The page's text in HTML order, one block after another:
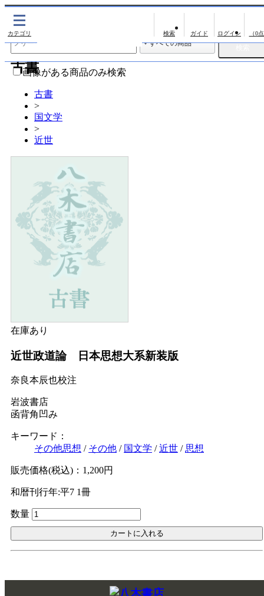
（0
出版物
影印資料
単行本◆文学
単行本◆演劇
単行本◆歴史
単行本◆書誌
単行本◆日本語史
単行本◆美術
美本なし
古書
画像がある商品のみ検索
古書
古書
>
国文学
>
近世
在庫あり
近世政道論 日本思想大系新装版
奈良本辰也校注
岩波書店
函背角凹み
キーワード：
その他思想 / その他 / 国文学 /近世 / 思想
販売価格(税込)：1,200円
和暦刊行年:平7 1冊
数量